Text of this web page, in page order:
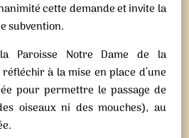
cette demande et invite la
subvention.
Paroisse Notre Dame de la
à la mise en place d’une
pour permettre le passage de
oiseaux ni des mouches), au